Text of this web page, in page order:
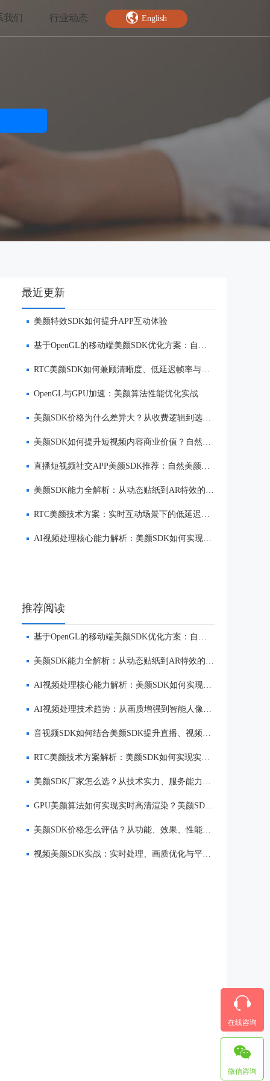
人脸关键点
AI人像分割
我们 行业动态 English
最近更新
美颜特效SDK如何提升APP互动体验
基于OpenGL的移动端美颜SDK优化方案：自然美颜、低延迟与多端适配
RTC美颜SDK如何兼顾清晰度、低延迟帧率与自然美颜效果
OpenGL与GPU加速：美颜算法性能优化实战
美颜SDK价格为什么差异大？从收费逻辑到选型优势一次讲清
美颜SDK如何提升短视频内容商业价值？自然美颜、实时渲染与多端适配优势解析
直播短视频社交APP美颜SDK推荐：自然美颜、低延迟与多端适配对比
美颜SDK能力全解析：从动态贴纸到AR特效的实时渲染方案
RTC美颜技术方案：实时互动场景下的低延迟美颜
AI视频处理核心能力解析：美颜SDK如何实现美颜、实时渲染与多端适配
推荐阅读
基于OpenGL的移动端美颜SDK优化方案：自然美颜、低延迟与多端适配
美颜SDK能力全解析：从动态贴纸到AR特效的实时渲染方案
AI视频处理核心能力解析：美颜SDK如何实现美颜、实时渲染与多端适配
AI视频处理技术趋势：从画质增强到智能人像优化
音视频SDK如何结合美颜SDK提升直播、视频社交与互动体验
RTC美颜技术方案解析：美颜SDK如何实现实时互动场景下的低延迟美颜
美颜SDK厂家怎么选？从技术实力、服务能力到品牌口碑全面解析
GPU美颜算法如何实现实时高清渲染？美颜SDK核心技术解析
美颜SDK价格怎么评估？从功能、效果、性能到服务全面解析
视频美颜SDK实战：实时处理、画质优化与平台适配
在线咨询
微信咨询